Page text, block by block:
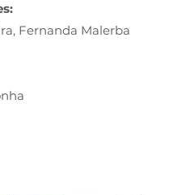
Fernanda Malerba